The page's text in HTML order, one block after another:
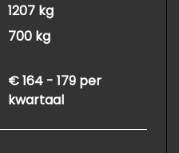
1207 kg
700 kg
€ 164 - 179 per
kwartaal